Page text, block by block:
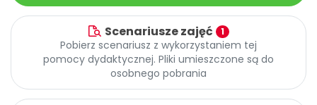
Scenariusze zajęć 1
Pobierz scenariusz z wykorzystaniem tej
pomocy dydaktycznej. Pliki umieszczone są do
osobnego pobrania